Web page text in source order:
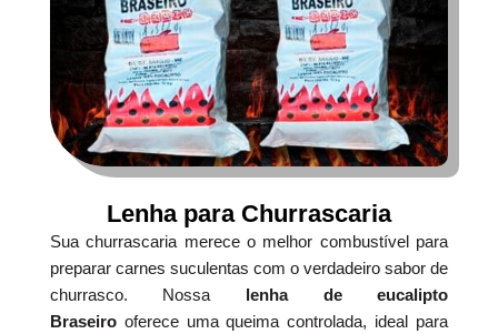
Lenha para Churrascaria
Sua churrascaria merece o melhor combustível para
preparar carnes suculentas com o verdadeiro sabor de
churrasco. Nossa lenha de eucalipto
Braseirooferece uma queima controlada, ideal para